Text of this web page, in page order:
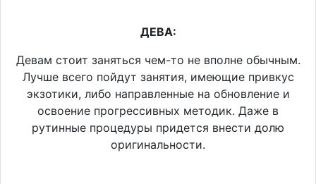
ДЕВА:
Девам стоит заняться чем-то не вполне обычным.
Лучше всего пойдут занятия, имеющие привкус
экзотики, либо направленные на обновление и
освоение прогрессивных методик. Даже в
рутинные процедуры придется внести долю
оригинальности.